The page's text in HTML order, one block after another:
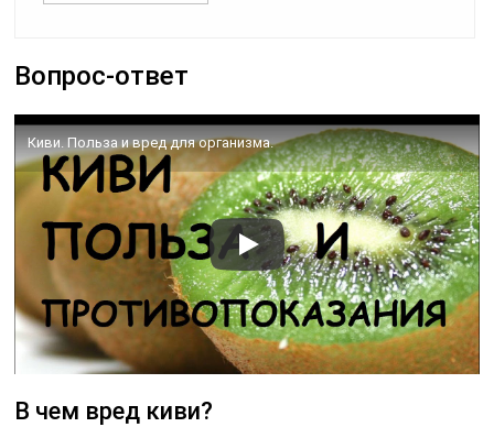
Вопрос-ответ
Киви. Польза и вред для организма.
В чем вред киви?